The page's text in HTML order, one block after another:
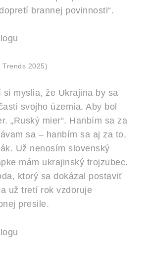
brannej povinnosti“.
Trends 2025)
si myslia, že Ukrajina by sa
svojho územia. Aby bol
„Ruský mier“. Hanbím sa za
sa – hanbím sa aj za to,
Už nenosím slovenský
mám ukrajinský trojzubec.
ktorý sa dokázal postaviť
už tretí rok vzdoruje
presile.